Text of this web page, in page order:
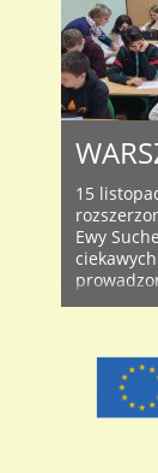
15
Ewy
działań
regionie